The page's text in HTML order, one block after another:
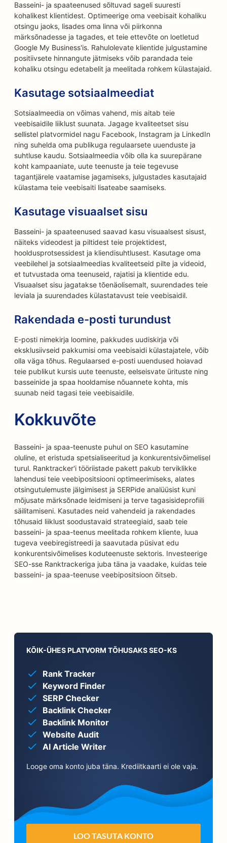
Basseini- ja spaateenused sõltuvad sageli suuresti
kohalikest klientidest. Optimeerige oma veebisait kohaliku
otsingu jaoks, lisades oma linna või piirkonna
märksõnadesse ja tagades, et teie ettevõte on loetletud
Google My Business'is. Rahulolevate klientide julgustamine
positiivsete hinnangute jätmiseks võib parandada teie
kohaliku otsingu edetabelit ja meelitada rohkem külastajaid.
Kasutage sotsiaalmeediat
Sotsiaalmeedia on võimas vahend, mis aitab teie
veebisaidile liiklust suunata. Jagage kvaliteetset sisu
sellistel platvormidel nagu Facebook, Instagram ja LinkedIn
ning suhelda oma publikuga regulaarsete uuenduste ja
suhtluse kaudu. Sotsiaalmeedia võib olla ka suurepärane
koht kampaaniate, uute teenuste ja teie tegevuse
tagantjärele vaatamise jagamiseks, julgustades kasutajaid
külastama teie veebisaiti lisateabe saamiseks.
Kasutage visuaalset sisu
Basseini- ja spaateenused saavad kasu visuaalsest sisust,
näiteks videodest ja piltidest teie projektidest,
hooldusprotsessidest ja kliendisuhtlusest. Kasutage oma
veebilehel ja sotsiaalmeedias kvaliteetseid pilte ja videoid,
et tutvustada oma teenuseid, rajatisi ja klientide edu.
Visuaalset sisu jagatakse tõenäolisemalt, suurendades teie
leviala ja suurendades külastatavust teie veebisaidil.
Rakendada e-posti turundust
E-posti nimekirja loomine, pakkudes uudiskirja või
eksklusiivseid pakkumisi oma veebisaidi külastajatele, võib
olla väga tõhus. Regulaarsed e-posti uuendused hoiavad
teie publikut kursis uute teenuste, eelseisvate ürituste ning
basseinide ja spaa hooldamise nõuannete kohta, mis
suunab neid tagasi teie veebisaidile.
Kokkuvõte
Basseini- ja spaa-teenuste puhul on SEO kasutamine
oluline, et eristuda spetsialiseeritud ja konkurentsivõimelisel
turul. Ranktracker'i tööriistade pakett pakub terviklikke
lahendusi teie veebipositsiooni optimeerimiseks, alates
otsingutulemuste jälgimisest ja SERPide analüüsist kuni
mõjusate märksõnade leidmiseni ja terve tagasisideprofiili
säilitamiseni. Kasutades neid vahendeid ja rakendades
tõhusaid liiklust soodustavaid strateegiaid, saab teie
basseini- ja spaa-teenus meelitada rohkem kliente, luua
tugeva veebiregistreedi ja saavutada püsivat edu
konkurentsivõimelises koduteenuste sektoris. Investeerige
SEO-sse Ranktrackeriga juba täna ja vaadake, kuidas teie
basseini- ja spaa-teenuse veebipositsioon õitseb.
KÕIK-ÜHES PLATVORM TÕHUSAKS SEO-KS
Rank Tracker
Keyword Finder
SERP Checker
Backlink Checker
Backlink Monitor
Website Audit
AI Article Writer
Looge oma konto juba täna. Krediitkaarti ei ole vaja.
LOO TASUTA KONTO